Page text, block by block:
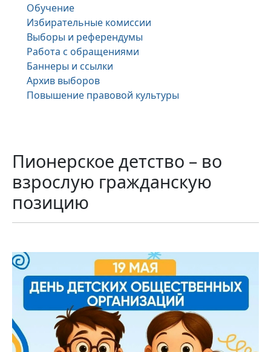
Обучение
Избирательные комиссии
Выборы и референдумы
Работа с обращениями
Баннеры и ссылки
Архив выборов
Повышение правовой культуры
Пионерское детство – во
взрослую гражданскую
позицию